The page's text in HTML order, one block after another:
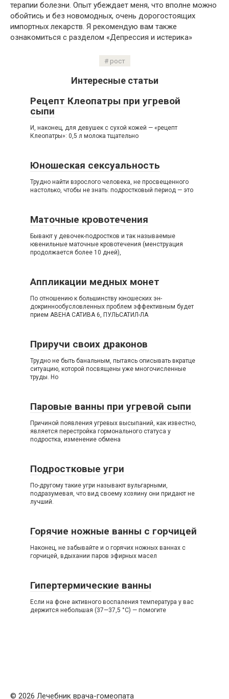
терапии болезни. Опыт убеждает меня, что вполне можно
обойтись и без новомодных, очень дорогостоящих
импортных лекарств. Я рекомендую вам также
ознакомиться с разделом «Депрессия и истерика»
рост
Интересные статьи
Рецепт Клеопатры при угревой
сыпи
И, наконец, для девушек с сухой кожей — «рецепт
Клеопатры»: 0,5 л молока тщательно
Юношеская сексуальность
Трудно найти взрослого человека, не просвещенного
настолько, чтобы не знать: подростковый период — это
Маточные кровотечения
Бывают у девочек-подростков и так называемые
ювенильные маточные кровотечения (менструация
продолжается более 10 дней),
Аппликации медных монет
По отношению к большинству юношеских эн-
докриннообусловленных проблем эффективным будет
прием АВЕНА САТИВА 6, ПУЛЬСАТИЛ-ЛА
Приручи своих драконов
Трудно не быть банальным, пытаясь описывать вкратце
ситуацию, которой посвящены уже многочисленные
труды. Но
Паровые ванны при угревой сыпи
Причиной появления угревых высыпаний, как известно,
является перестройка гормонального статуса у
подростка, изменение обмена
Подростковые угри
По-другому такие угри называют вульгарными,
подразумевая, что вид своему хозяину они придают не
лучший.
Горячие ножные ванны с горчицей
Наконец, не забывайте и о горячих ножных ваннах с
горчицей, вдыхании паров эфирных масел
Гипертермические ванны
Если на фоне активного воспаления температура у вас
держится небольшая (37—37,5 °С) — помогите
© 2026 Лечебник врача-гомеопата